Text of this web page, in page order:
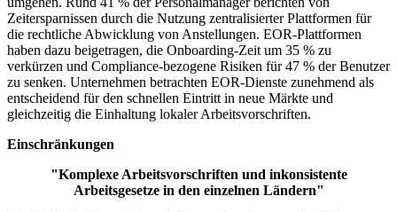
Zeitersparnissen durch die Nutzung zentralisierter Plattformen für
die rechtliche Abwicklung von Anstellungen. EOR-Plattformen
haben dazu beigetragen, die Onboarding-Zeit um 35 % zu
verkürzen und Compliance-bezogene Risiken für 47 % der Benutzer
zu senken. Unternehmen betrachten EOR-Dienste zunehmend als
entscheidend für den schnellen Eintritt in neue Märkte und
gleichzeitig die Einhaltung lokaler Arbeitsvorschriften.
Einschränkungen
"Komplexe Arbeitsvorschriften und inkonsistente
Arbeitsgesetze in den einzelnen Ländern"